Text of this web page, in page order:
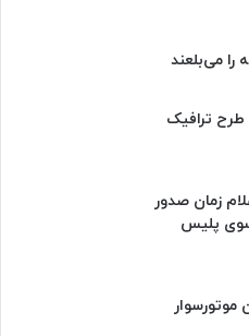
می‌بلعند
طرح ترافیک
زمان صدور
سوی پلیس
موتورسوار